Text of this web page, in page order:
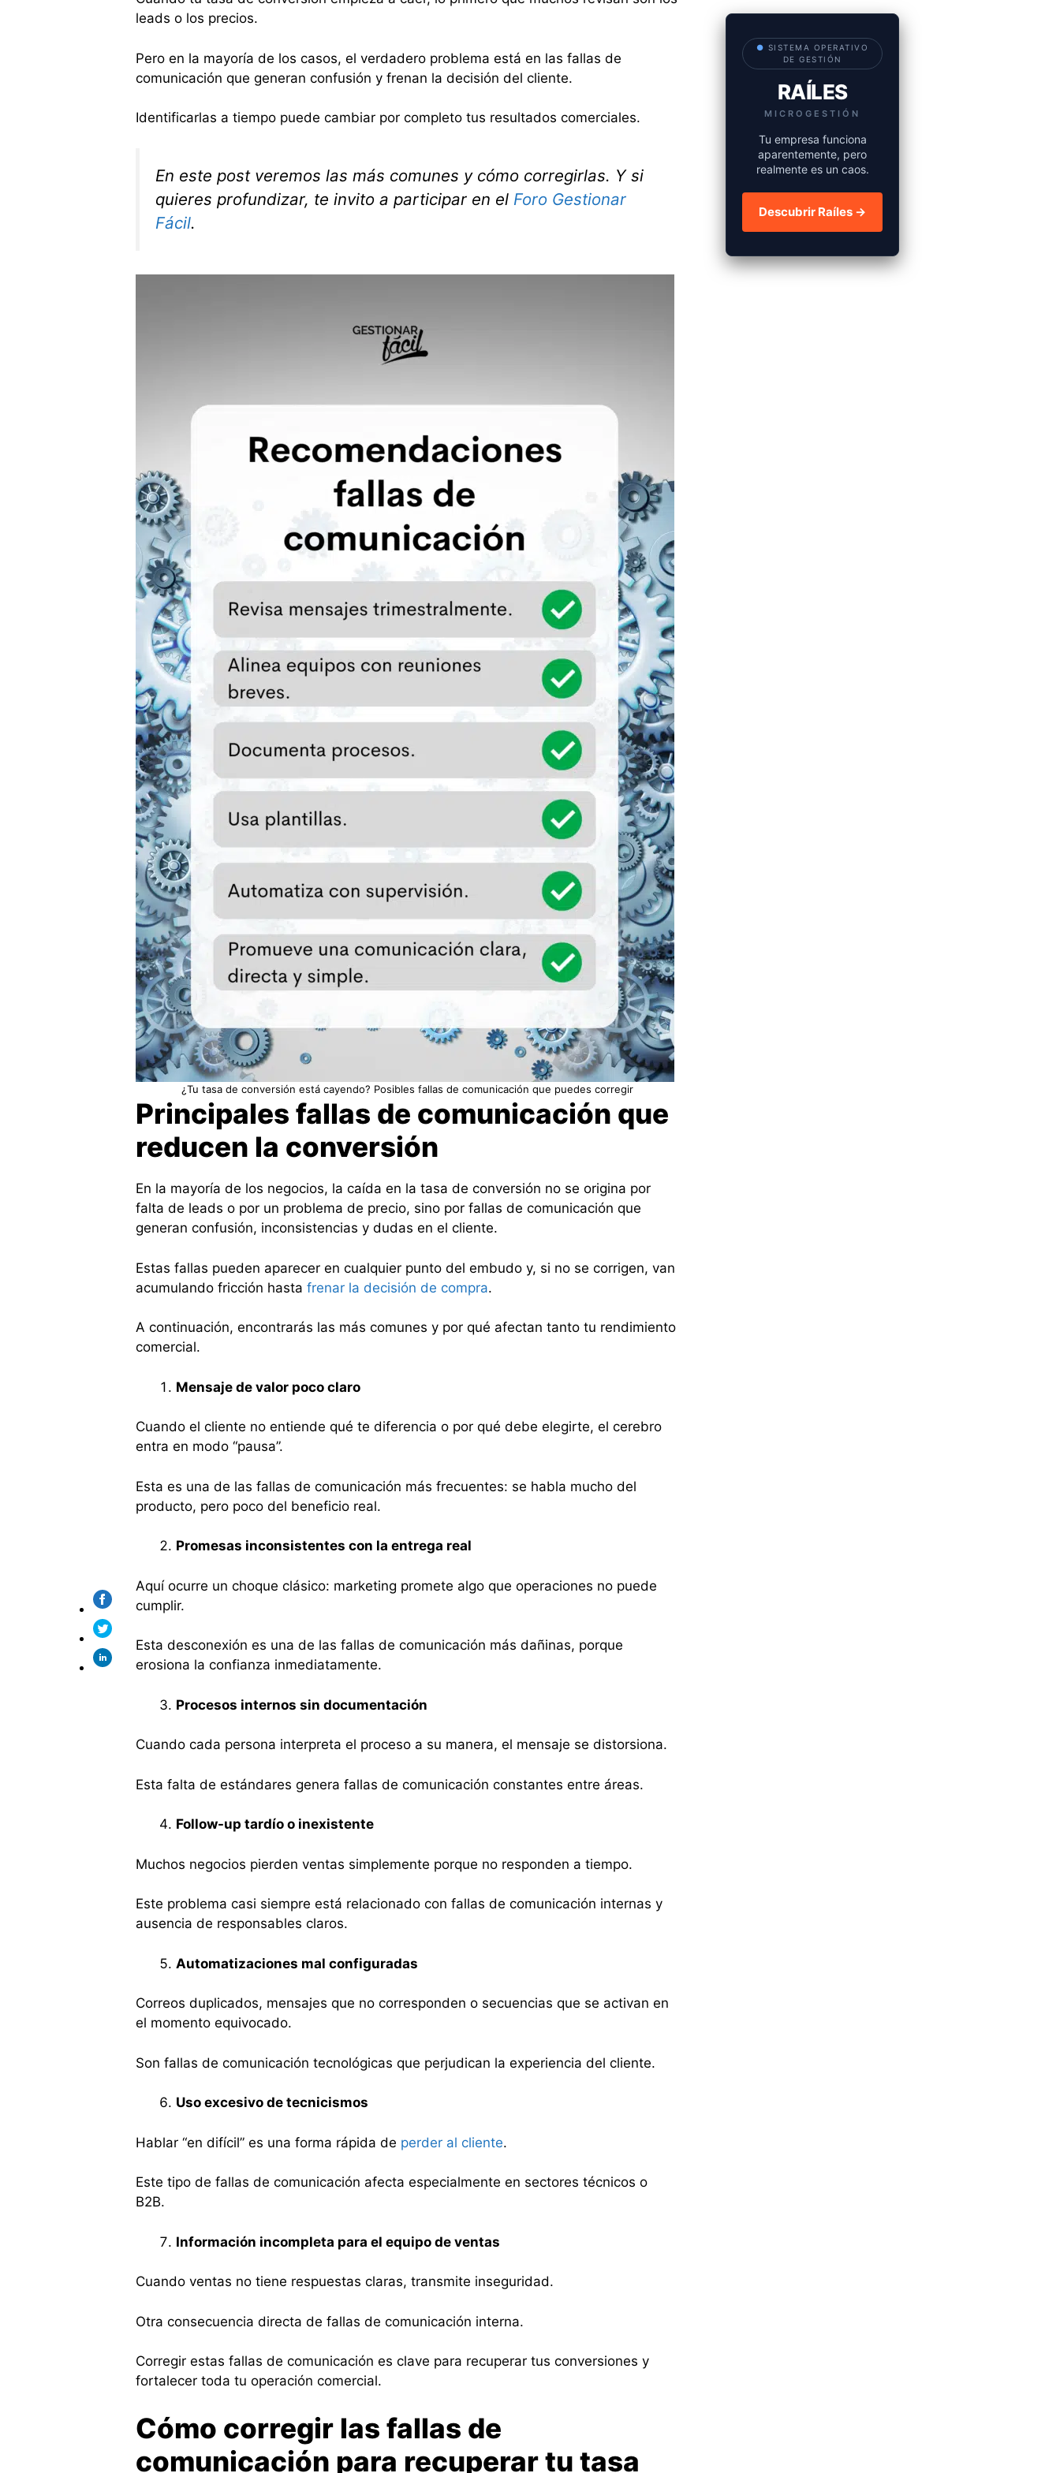
leads o los precios.
Pero en la mayoría de los casos, el verdadero problema está en las fallas de
comunicación que generan confusión y frenan la decisión del cliente.
Identificarlas a tiempo puede cambiar por completo tus resultados comerciales.
En este post veremos las más comunes y cómo corregirlas. Y si
quieres profundizar, te invito a participar en el Foro Gestionar
Fácil.
¿Tu tasa de conversión está cayendo? Posibles fallas de comunicación que puedes corregir
Principales fallas de comunicación que
reducen la conversión
En la mayoría de los negocios, la caída en la tasa de conversión no se origina por
falta de leads o por un problema de precio, sino por fallas de comunicación que
generan confusión, inconsistencias y dudas en el cliente.
Estas fallas pueden aparecer en cualquier punto del embudo y, si no se corrigen, van
acumulando fricción hasta frenar la decisión de compra.
A continuación, encontrarás las más comunes y por qué afectan tanto tu rendimiento
comercial.
Mensaje de valor poco claro
Cuando el cliente no entiende qué te diferencia o por qué debe elegirte, el cerebro
entra en modo “pausa”.
Esta es una de las fallas de comunicación más frecuentes: se habla mucho del
producto, pero poco del beneficio real.
Promesas inconsistentes con la entrega real
Aquí ocurre un choque clásico: marketing promete algo que operaciones no puede
cumplir.
Esta desconexión es una de las fallas de comunicación más dañinas, porque
erosiona la confianza inmediatamente.
Procesos internos sin documentación
Cuando cada persona interpreta el proceso a su manera, el mensaje se distorsiona.
Esta falta de estándares genera fallas de comunicación constantes entre áreas.
Follow-up tardío o inexistente
Muchos negocios pierden ventas simplemente porque no responden a tiempo.
Este problema casi siempre está relacionado con fallas de comunicación internas y
ausencia de responsables claros.
Automatizaciones mal configuradas
Correos duplicados, mensajes que no corresponden o secuencias que se activan en
el momento equivocado.
Son fallas de comunicación tecnológicas que perjudican la experiencia del cliente.
Uso excesivo de tecnicismos
Hablar “en difícil” es una forma rápida de perder al cliente.
Este tipo de fallas de comunicación afecta especialmente en sectores técnicos o
B2B.
Información incompleta para el equipo de ventas
Cuando ventas no tiene respuestas claras, transmite inseguridad.
Otra consecuencia directa de fallas de comunicación interna.
Corregir estas fallas de comunicación es clave para recuperar tus conversiones y
fortalecer toda tu operación comercial.
Cómo corregir las fallas de
comunicación para recuperar tu tasa
● SISTEMA OPERATIVO
DE GESTIÓN
RAÍLES
MICROGESTIÓN
Tu empresa funciona
aparentemente, pero
realmente es un caos.
Descubrir Raíles →